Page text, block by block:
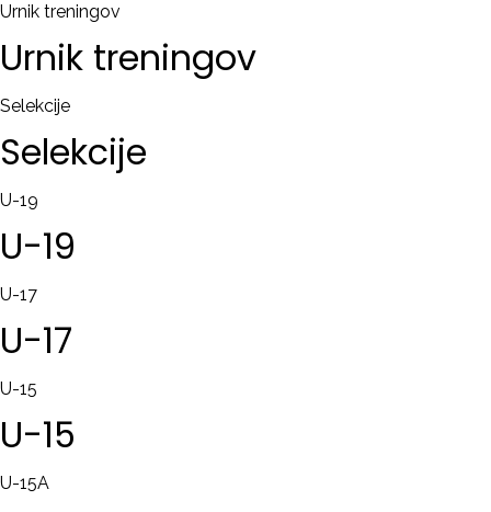
Urnik treningov
Urnik treningov
Selekcije
Selekcije
U-19
U-19
U-17
U-17
U-15
U-15
U-15A
/